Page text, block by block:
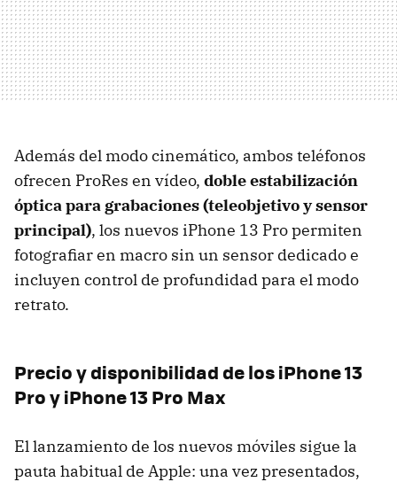
Además del modo cinemático, ambos teléfonos
ofrecen ProRes en vídeo, doble estabilización
óptica para grabaciones (teleobjetivo y sensor
principal), los nuevos iPhone 13 Pro permiten
fotografiar en macro sin un sensor dedicado e
incluyen control de profundidad para el modo
retrato.
Precio y disponibilidad de los iPhone 13
Pro y iPhone 13 Pro Max
El lanzamiento de los nuevos móviles sigue la
pauta habitual de Apple: una vez presentados,